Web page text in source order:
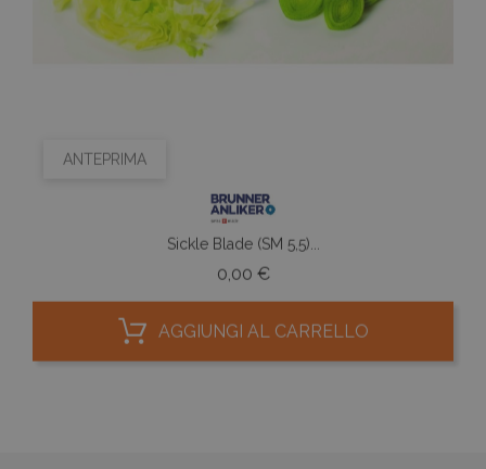
ANTEPRIMA
Sickle Blade (SM 5,5)...
0,00 €Prezzo
AGGIUNGI AL CARRELLO